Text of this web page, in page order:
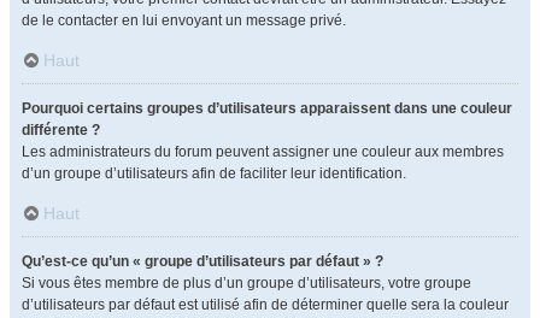
de le contacter en lui envoyant un message privé.
Haut
Pourquoi certains groupes d’utilisateurs apparaissent dans une couleur
différente ?
Les administrateurs du forum peuvent assigner une couleur aux membres
d’un groupe d’utilisateurs afin de faciliter leur identification.
Haut
Qu’est-ce qu’un « groupe d’utilisateurs par défaut » ?
Si vous êtes membre de plus d’un groupe d’utilisateurs, votre groupe
d’utilisateurs par défaut est utilisé afin de déterminer quelle sera la couleur